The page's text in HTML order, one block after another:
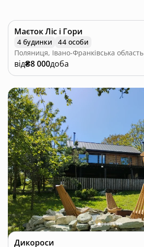
Маєток Ліс і Гори
4 будинки
44 особи
Поляниця, Івано-Франківська область
від₴8 000доба
Дикороси